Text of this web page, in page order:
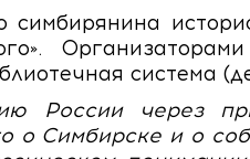
система
России через
о Симбирске и о